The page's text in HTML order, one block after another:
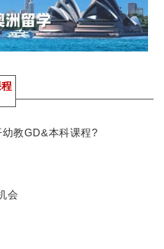
教GD&本科课程?
会